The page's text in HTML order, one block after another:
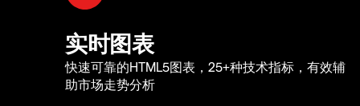
实时图表
快速可靠的HTML5图表，25+种技术指标，有效辅
助市场走势分析